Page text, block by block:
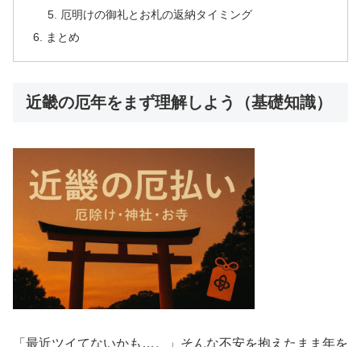
厄明けの御礼とお札の返納タイミング
まとめ
近畿の厄年をまず理解しよう（基礎知識）
「最近ツイてないかも…。」そんな不安を抱えたまま年を